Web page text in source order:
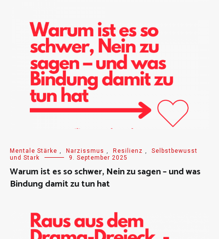
Mentale Stärke , Narzissmus , Resilienz ,
Selbstbewusst
und Stark
9. September 2025
Warum ist es so schwer, Nein zu sagen – und was
Bindung damit zu tun hat